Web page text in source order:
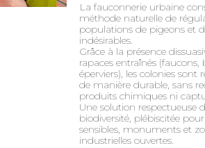
La fauconnerie urbaine
méthode naturelle de
populations de pigeons et
indésirables.
Grâce à la présence
rapaces entraînés (faucons,
éperviers), les colonies sont
de manière durable, sans
produits chimiques ni
Une solution respectueuse
biodiversité, plébiscitée pour
sensibles, monuments et
industrielles ouvertes.